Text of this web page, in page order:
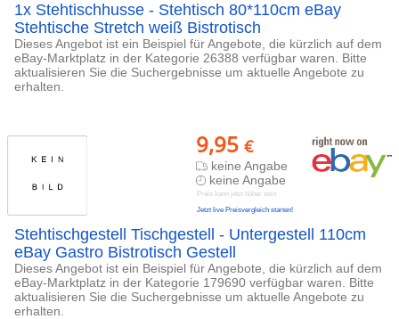
1x Stehtischhusse - Stehtisch 80*110cm eBay
Stehtische Stretch weiß Bistrotisch
Dieses Angebot ist ein Beispiel für Angebote, die kürzlich auf dem
eBay-Marktplatz in der Kategorie 26388 verfügbar waren. Bitte
aktualisieren Sie die Suchergebnisse um aktuelle Angebote zu
erhalten.
9,95 €
keine Angabe
keine Angabe
Preis kann jetzt höher sein
Jetzt live Preisvergleich starten!
Stehtischgestell Tischgestell - Untergestell 110cm
eBay Gastro Bistrotisch Gestell
Dieses Angebot ist ein Beispiel für Angebote, die kürzlich auf dem
eBay-Marktplatz in der Kategorie 179690 verfügbar waren. Bitte
aktualisieren Sie die Suchergebnisse um aktuelle Angebote zu
erhalten.